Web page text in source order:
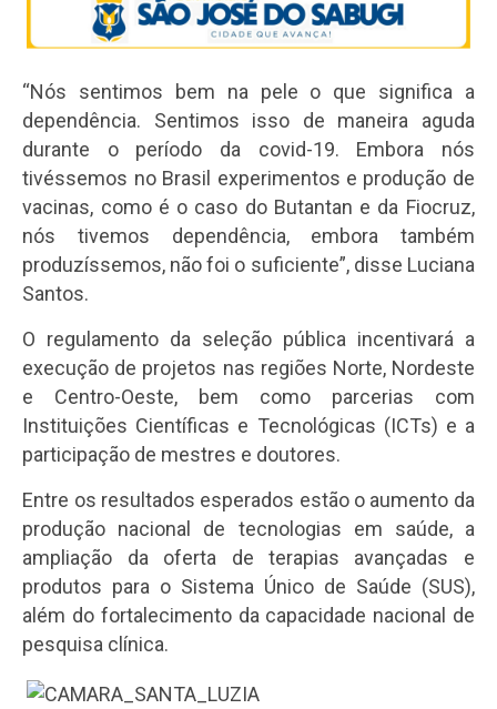
“Nós sentimos bem na pele o que significa a
dependência. Sentimos isso de maneira aguda
durante o período da covid-19. Embora nós
tivéssemos no Brasil experimentos e produção de
vacinas, como é o caso do Butantan e da Fiocruz,
nós tivemos dependência, embora também
produzíssemos, não foi o suficiente”, disse Luciana
Santos.
O regulamento da seleção pública incentivará a
execução de projetos nas regiões Norte, Nordeste
e Centro-Oeste, bem como parcerias com
Instituições Científicas e Tecnológicas (ICTs) e a
participação de mestres e doutores.
Entre os resultados esperados estão o aumento da
produção nacional de tecnologias em saúde, a
ampliação da oferta de terapias avançadas e
produtos para o Sistema Único de Saúde (SUS),
além do fortalecimento da capacidade nacional de
pesquisa clínica.